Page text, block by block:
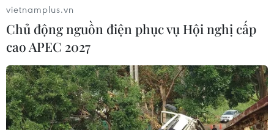
vietnamplus.vn
Chủ động nguồn điện phục vụ Hội nghị cấp
cao APEC 2027